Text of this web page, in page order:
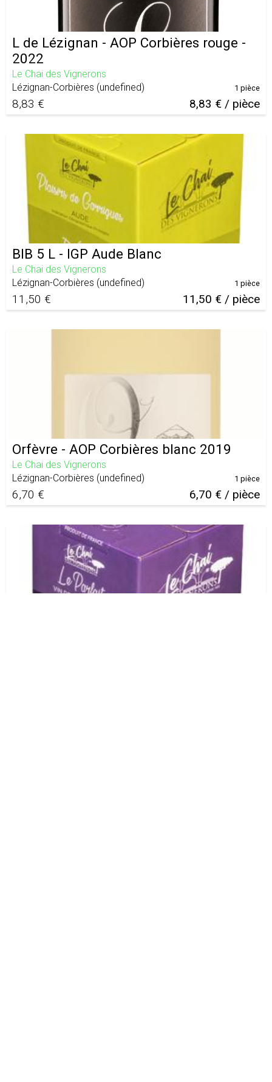
L de Lézignan - AOP Corbières rouge -
2022
Le Chai des Vignerons
Lézignan-Corbières (undefined)
8,83 € 8,83 € / pièce
1 pièce
BIB 5 L - IGP Aude Blanc
Le Chai des Vignerons
Lézignan-Corbières (undefined)
11,50 € 11,50 € / pièce
1 pièce
Orfèvre - AOP Corbières blanc 2019
Le Chai des Vignerons
Lézignan-Corbières (undefined)
6,70 € 6,70 € / pièce
1 pièce